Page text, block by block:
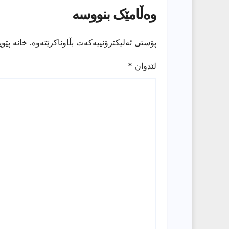
وەڵامێک بنووسە
پۆستی ئەلیکترۆنییەکەت بڵاوناکرێتەوە. خانە
لێدوان *